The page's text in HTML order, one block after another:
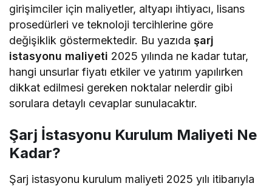
girişimciler için maliyetler, altyapı ihtiyacı, lisans
prosedürleri ve teknoloji tercihlerine göre
değişiklik göstermektedir. Bu yazıda şarj
istasyonu maliyeti 2025 yılında ne kadar tutar,
hangi unsurlar fiyatı etkiler ve yatırım yapılırken
dikkat edilmesi gereken noktalar nelerdir gibi
sorulara detaylı cevaplar sunulacaktır.
Şarj İstasyonu Kurulum Maliyeti Ne
Kadar?
Şarj istasyonu kurulum maliyeti 2025 yılı itibarıyla